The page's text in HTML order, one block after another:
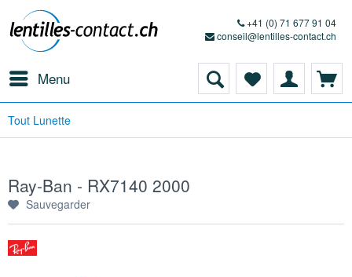
+41 (0) 71 677 91 04
conseil@lentilles-contact.ch
Menu
Tout Lunette
Ray-Ban - RX7140 2000
Sauvegarder